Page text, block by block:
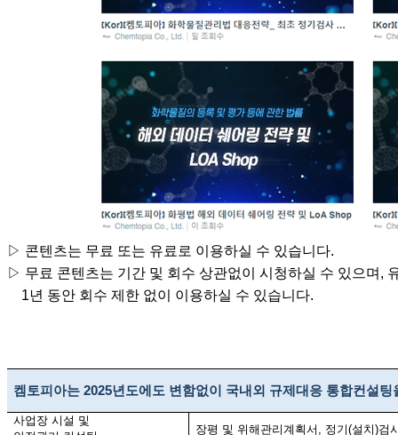
▷ 콘텐츠는 무료 또는 유료로 이용하실 수 있습니다.
▷ 무료 콘텐츠는 기간 및 회수 상관없이 시청하실 수 있으며,
1년 동안 회수 제한 없이 이용하실 수 있습니다.
켐토피아는 2025년도에도 변함없이 국내외 규제대응 통합컨설팅
사업장 시설 및
장평 및 위해관리계획서 , 정기(설치)검